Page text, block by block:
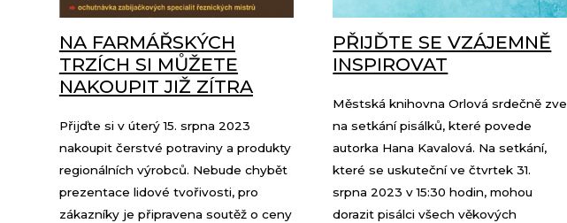
NA FARMÁŘSKÝCH
TRZÍCH SI MŮŽETE
NAKOUPIT JIŽ ZÍTRA
Přijďte si v úterý 15. srpna 2023
nakoupit čerstvé potraviny a produkty
regionálních výrobců. Nebude chybět
prezentace lidové tvořivosti, pro
zákazníky je připravena soutěž o ceny
PŘIJĎTE SE VZÁJEMNĚ
INSPIROVAT
Městská knihovna Orlová srdečně zve
na setkání pisálků, které povede
autorka Hana Kavalová. Na setkání,
které se uskuteční ve čtvrtek 31.
srpna 2023 v 15:30 hodin, mohou
dorazit pisálci všech věkových